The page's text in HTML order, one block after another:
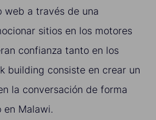
web a través de una
sitios en los motores
confianza tanto en los
building consiste en crear un
la conversación de forma
Malawi.